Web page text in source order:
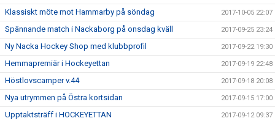
Klassiskt möte mot Hammarby på söndag 2017-10-05 22:07
Spännande match i Nackaborg på onsdag kväll 2017-09-25 23:24
Ny Nacka Hockey Shop med klubbprofil 2017-09-22 19:30
Hemmapremiär i Hockeyettan 2017-09-19 22:48
Höstlovscamper v.44 2017-09-18 20:08
Nya utrymmen på Östra kortsidan 2017-09-15 17:00
Upptaktsträff i HOCKEYETTAN 2017-09-12 09:37